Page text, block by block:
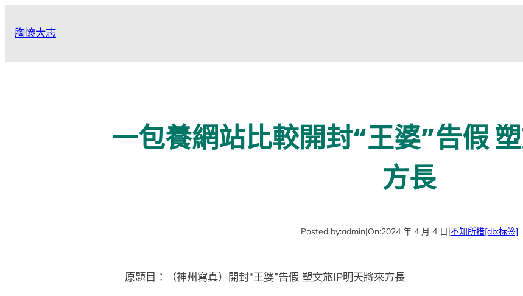
胸懷大志
一包養網站比較開封“王婆”告假
方長
Posted by:admin|On:2024 年 4 月 4 日|不知所措[db:标签]
原題目：（神州寫真）開封“王婆”告假 塑文旅IP明天將來方長